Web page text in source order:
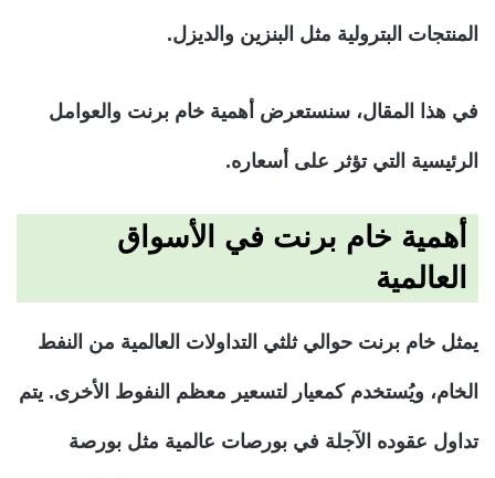
المنتجات البترولية مثل البنزين والديزل.
في هذا المقال، سنستعرض أهمية خام برنت والعوامل
الرئيسية التي تؤثر على أسعاره.
أهمية خام برنت في الأسواق
العالمية
يمثل خام برنت حوالي ثلثي التداولات العالمية من النفط
الخام، ويُستخدم كمعيار لتسعير معظم النفوط الأخرى. يتم
تداول عقوده الآجلة في بورصات عالمية مثل بورصة